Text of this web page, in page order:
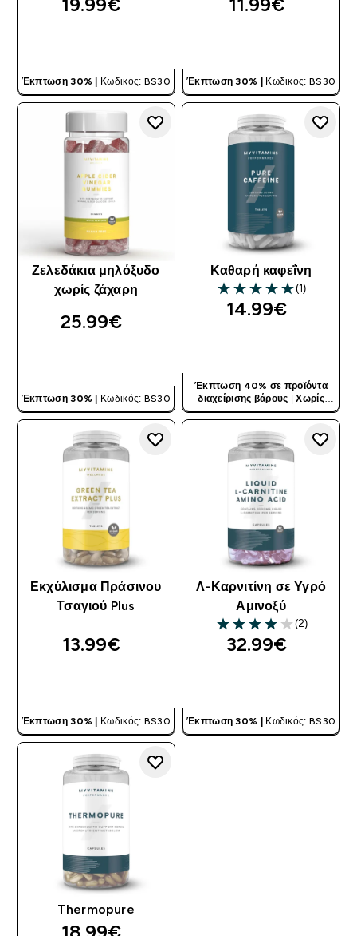
19.99€‎
Έκπτωση 30% | Κωδικός: BS30
11.99€‎
Έκπτωση 30% | Κωδικός: BS30
Ζελεδάκια μηλόξυδο
χωρίς ζάχαρη
25.99€‎
Έκπτωση 30% | Κωδικός: BS30
Καθαρή καφεΐνη
5 out of 5 stars
(1)
14.99€‎
Έκπτωση 40% σε προϊόντα
διαχείρισης βάρους |Χωρίς
Κωδικό
Εκχύλισμα Πράσινου
Τσαγιού Plus
13.99€‎
Έκπτωση 30% | Κωδικός: BS30
Λ-Καρνιτίνη σε Υγρό
Αμινοξύ
4 out of 5 stars
(2)
32.99€‎
Έκπτωση 30% | Κωδικός: BS30
Thermopure
18.99€‎